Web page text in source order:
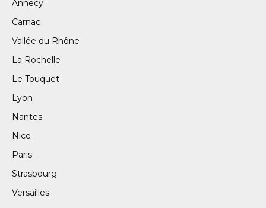
Annecy
Carnac
Vallée du Rhône
La Rochelle
Le Touquet
Lyon
Nantes
Nice
Paris
Strasbourg
Versailles